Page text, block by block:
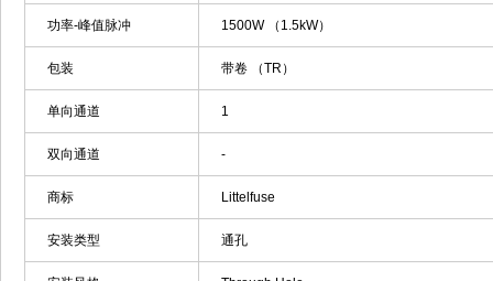
功率-峰值脉冲 1500W （1.5kW）
包装 带卷 （TR）
单向通道 1
双向通道 -
商标 Littelfuse
安装类型 通孔